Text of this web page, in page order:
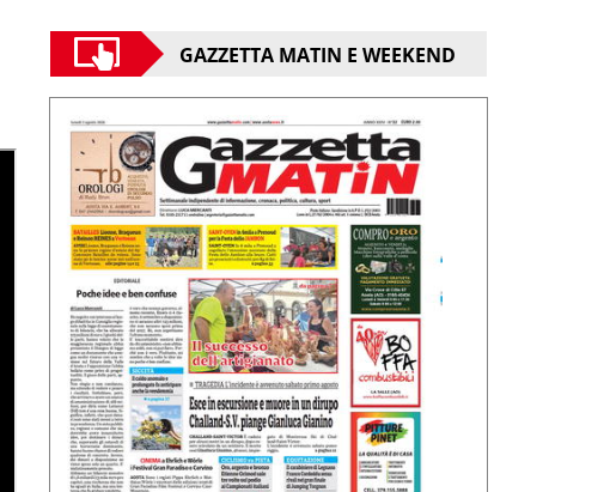
GAZZETTA MATIN E WEEKEND